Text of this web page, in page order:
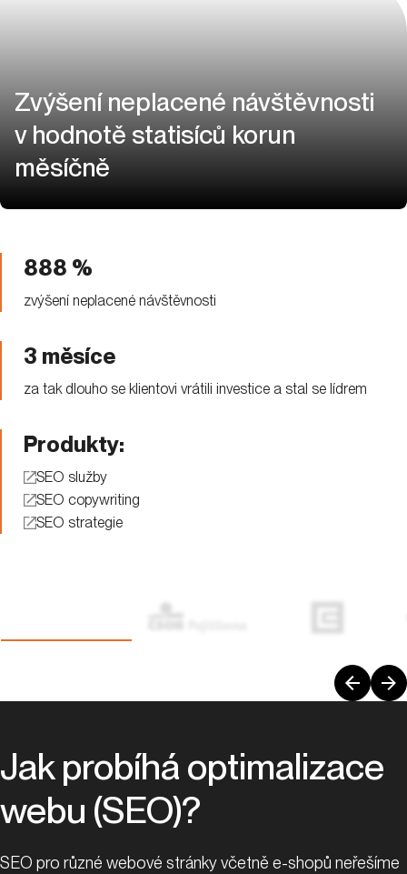
Zvýšení neplacené návštěvnosti
v hodnotě statisíců korun
měsíčně
888 %
zvýšení neplacené návštěvnosti
3 měsíce
za tak dlouho se klientovi vrátili investice a stal se lídrem
Produkty:
SEO služby
SEO copywriting
SEO strategie
Jak probíhá optimalizace
webu (SEO)?
SEO pro různé webové stránky včetně e-shopů neřešíme